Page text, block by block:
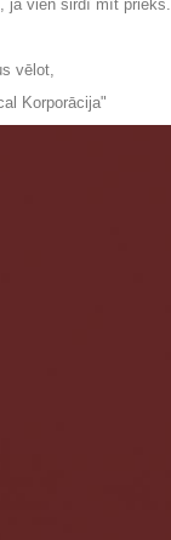
ja vien sirdī mīt prieks.
vēlot,
Korporācija"